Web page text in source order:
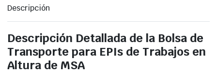
Descripción
Descripción Detallada de la Bolsa de
Transporte para EPIs de Trabajos en
Altura de MSA